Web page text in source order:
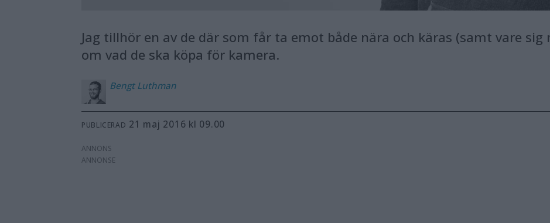
Jag tillhör en av de där som får ta emot både nära och käras (samt vare
om vad de ska köpa för kamera.
Bengt Luthman
PUBLICERAD 21 maj 2016 kl 09.00
ANNONS